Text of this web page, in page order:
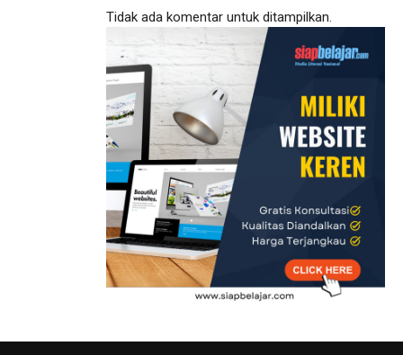
Tidak ada komentar untuk ditampilkan.